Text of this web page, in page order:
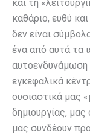
και τη
καθάριο, ευθύ
δεν είναι
ένα από αυτά τα
αυτοενδυνάμωση
εγκεφαλικά
ουσιαστικά μας
δημιουργίας,
μας συνδέουν